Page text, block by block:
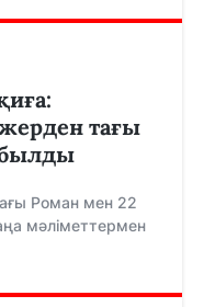
жерден тағы
Роман мен 22
мәліметтермен